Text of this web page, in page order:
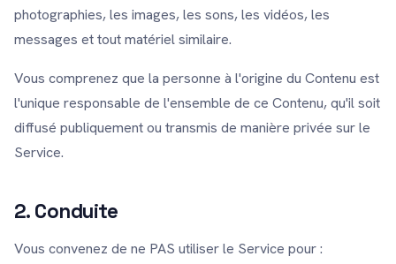
photographies, les images, les sons, les vidéos, les
messages et tout matériel similaire.
Vous comprenez que la personne à l'origine du Contenu est
l'unique responsable de l'ensemble de ce Contenu, qu'il soit
diffusé publiquement ou transmis de manière privée sur le
Service.
2. Conduite
Vous convenez de ne PAS utiliser le Service pour :